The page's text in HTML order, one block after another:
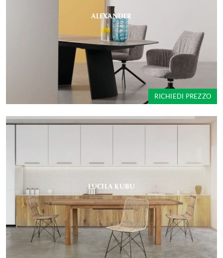
ALEXANDER
RICHIEDI PREZZO
LUCILA KUBU